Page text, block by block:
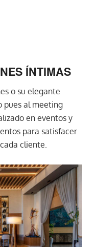
ÍNTIMAS
o su elegante
pues al meeting
en eventos y
para satisfacer
cliente.